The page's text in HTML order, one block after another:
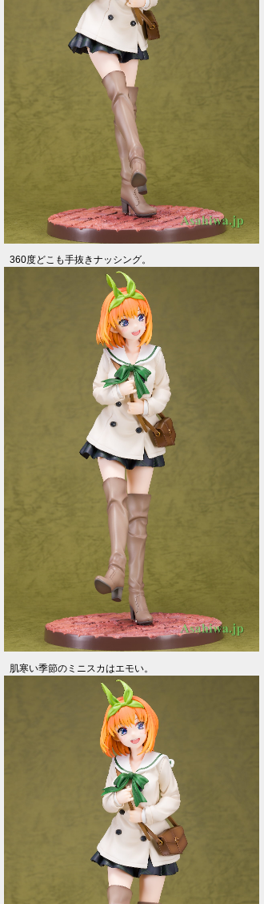
360度どこも手抜きナッシング。
肌寒い季節のミニスカはエモい。